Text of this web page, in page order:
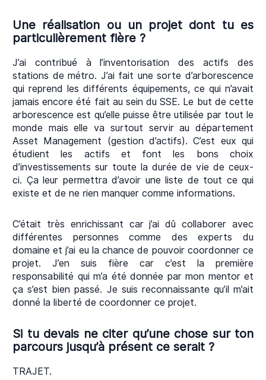
Une réalisation ou un projet dont tu es
particulièrement fière ?
J’ai contribué à l’inventorisation des actifs des
stations de métro. J’ai fait une sorte d’arborescence
qui reprend les différents équipements, ce qui n’avait
jamais encore été fait au sein du SSE. Le but de cette
arborescence est qu’elle puisse être utilisée par tout le
monde mais elle va surtout servir au département
Asset Management (gestion d’actifs). C’est eux qui
étudient les actifs et font les bons choix
d’investissements sur toute la durée de vie de ceux-
ci. Ça leur permettra d’avoir une liste de tout ce qui
existe et de ne rien manquer comme informations.
C’était très enrichissant car j’ai dû collaborer avec
différentes personnes comme des experts du
domaine et j’ai eu la chance de pouvoir coordonner ce
projet. J’en suis fière car c’est la première
responsabilité qui m’a été donnée par mon mentor et
ça s’est bien passé. Je suis reconnaissante qu’il m’ait
donné la liberté de coordonner ce projet.
Si tu devais ne citer qu’une chose sur ton
parcours jusqu’à présent ce serait ?
TRAJET.